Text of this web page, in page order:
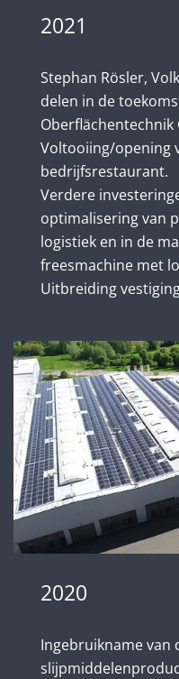
2021
Stephan Rösler,
delen in de
Oberflächentechnik
Voltooiing/opening
bedrijfsrestaurant.
Verdere
optimalisering van
logistiek en in de
freesmachine met
Uitbreiding
2020
Ingebruikname van